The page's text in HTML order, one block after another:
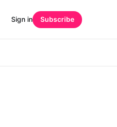
Sign in Subscribe